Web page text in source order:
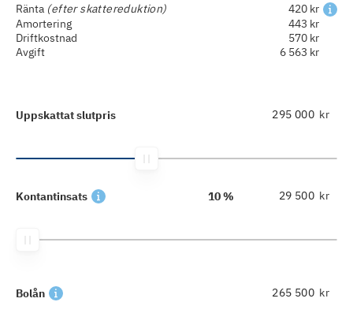
Ränta (efter skattereduktion)
420 kr
Amortering
443 kr
Driftkostnad
570 kr
Avgift
6 563 kr
Uppskattat slutpris kr
Kontantinsats 10 % kr
Bolån kr